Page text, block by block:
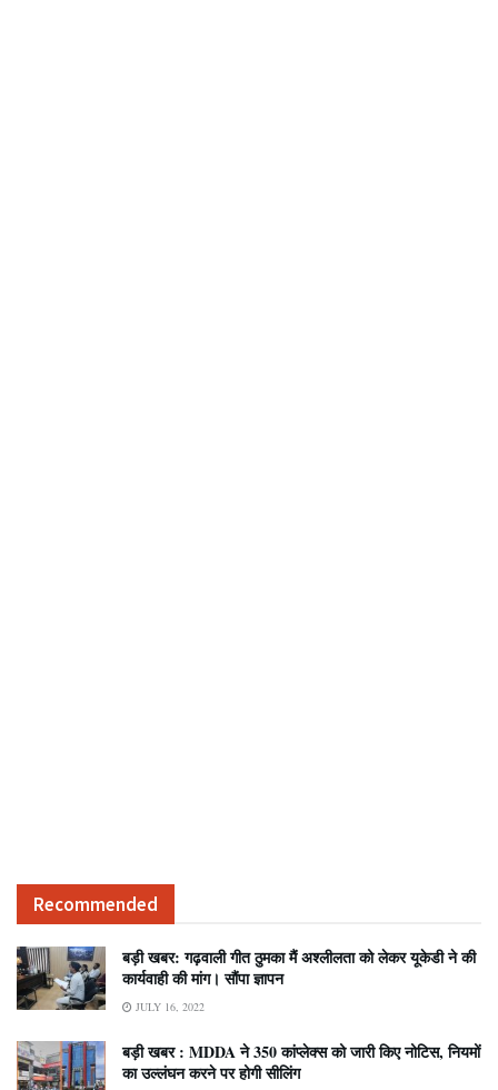
Recommended
बड़ी खबर: गढ़वाली गीत ठुमका मैं अश्लीलता को लेकर यूकेडी ने की
कार्यवाही की मांग। सौंपा ज्ञापन
JULY 16, 2022
बड़ी खबर : MDDA ने 350 कांप्लेक्स को जारी किए नोटिस, नियमों
का उल्लंघन करने पर होगी सीलिंग